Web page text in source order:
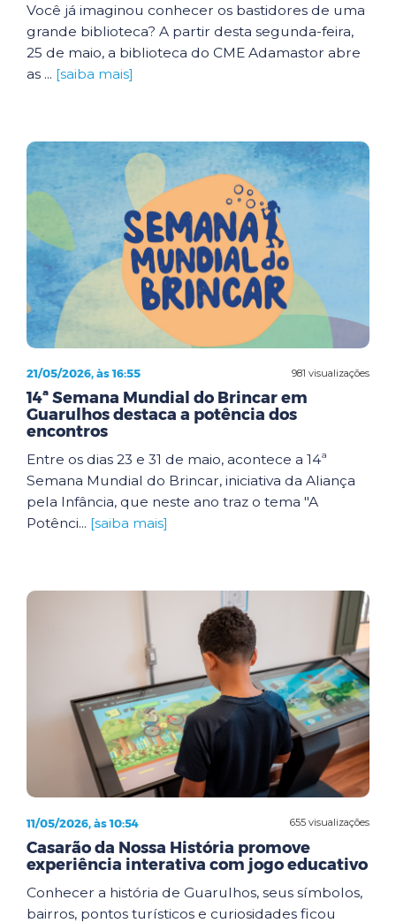
Você já imaginou conhecer os bastidores de uma
grande biblioteca? A partir desta segunda-feira,
25 de maio, a biblioteca do CME Adamastor abre
as ... [saiba mais]
981 visualizações
21/05/2026, às 16:55
14ª Semana Mundial do Brincar em
Guarulhos destaca a potência dos
encontros
Entre os dias 23 e 31 de maio, acontece a 14ª
Semana Mundial do Brincar, iniciativa da Aliança
pela Infância, que neste ano traz o tema "A
Potênci... [saiba mais]
655 visualizações
11/05/2026, às 10:54
Casarão da Nossa História promove
experiência interativa com jogo educativo
Conhecer a história de Guarulhos, seus símbolos,
bairros, pontos turísticos e curiosidades ficou